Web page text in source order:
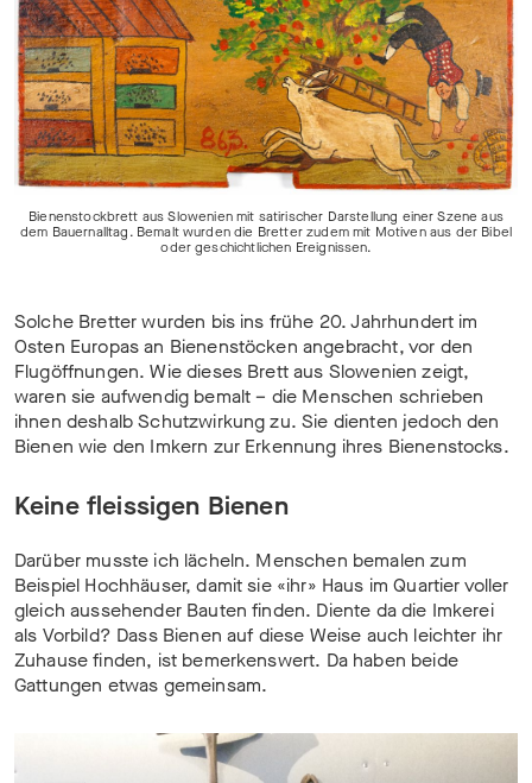
Bienenstockbrett aus Slowenien mit satirischer Darstellung einer Szene aus
dem Bauernalltag. Bemalt wurden die Bretter zudem mit Motiven aus der Bibel
oder geschichtlichen Ereignissen.
Solche Bretter wurden bis ins frühe 20. Jahrhundert im
Osten Europas an Bienenstöcken angebracht, vor den
Flugöffnungen. Wie dieses Brett aus Slowenien zeigt,
waren sie aufwendig bemalt – die Menschen schrieben
ihnen deshalb Schutzwirkung zu. Sie dienten jedoch den
Bienen wie den Imkern zur Erkennung ihres Bienenstocks.
Keine fleissigen Bienen
Darüber musste ich lächeln. Menschen bemalen zum
Beispiel Hochhäuser, damit sie «ihr» Haus im Quartier voller
gleich aussehender Bauten finden. Diente da die Imkerei
als Vorbild? Dass Bienen auf diese Weise auch leichter ihr
Zuhause finden, ist bemerkenswert. Da haben beide
Gattungen etwas gemeinsam.